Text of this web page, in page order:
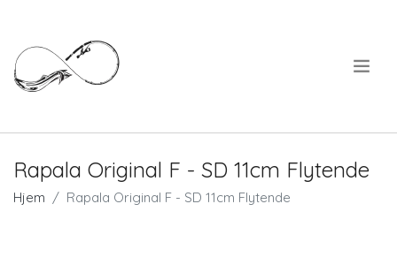
Rapala Original F - SD 11cm Flytende
Hjem Rapala Original F - SD 11cm Flytende